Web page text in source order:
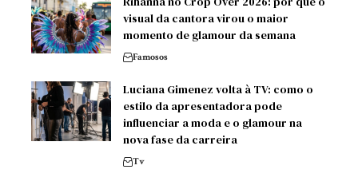
visual da cantora virou o maior
momento de glamour da semana
Famosos
Luciana Gimenez volta à TV: como o
estilo da apresentadora pode
influenciar a moda e o glamour na
nova fase da carreira
Tv